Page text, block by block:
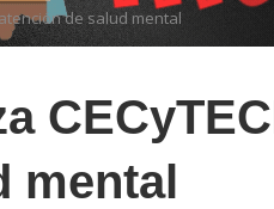
de salud mental
mental